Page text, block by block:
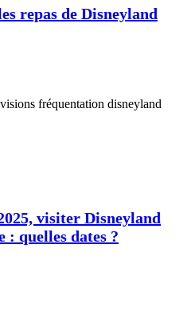
repas de Disneyland
visiter Disneyland
: quelles dates ?